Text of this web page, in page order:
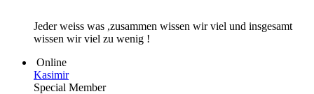
Jeder weiss was ,zusammen wissen wir viel und insgesamt
wissen wir viel zu wenig !
Online
Kasimir
Special Member